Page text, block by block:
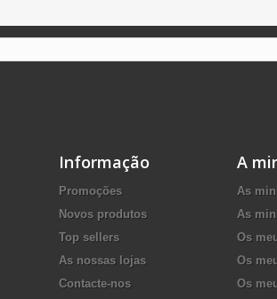
Informação
Promoções
Novos produtos
Top sellers
As nossas lojas
Contacte-nos
A
As
As
Os
Os
Os